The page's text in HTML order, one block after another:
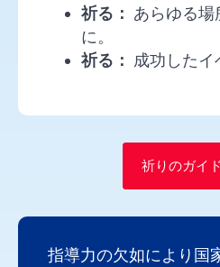
祈る： あらゆる場
に。
祈る：
成功したイ
祈りのガイ
指導力の欠如により国